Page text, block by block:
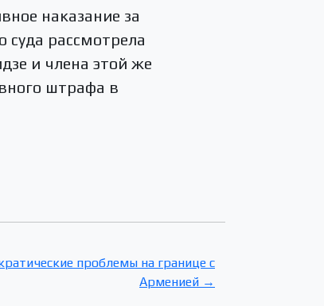
наказание за
суда рассмотрела
и члена этой же
штрафа в
проблемы на границе с
Арменией →